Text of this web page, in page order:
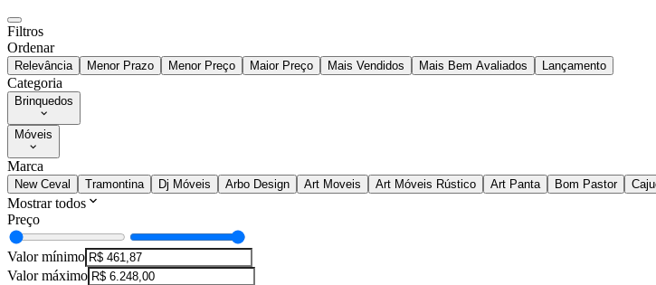
Filtros
Ordenar
Relevância Menor Prazo Menor Preço Maior Preço Mais Vendidos Mais Bem Avaliados Lançamento
Categoria
Brinquedos
Móveis
Marca
New Ceval Tramontina Dj Móveis Arbo Design Art Moveis Art Móveis Rústico Art Panta Bom Pastor
Mostrar todos
Preço
Valor mínimo
Valor máximo